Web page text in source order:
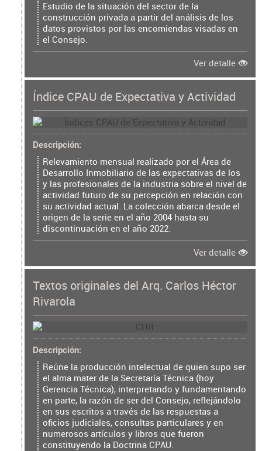
Estudio de la situación del sector de la
construcción privada a partir del análisis de los
datos provistos por las encomiendas visadas en
el Consejo.
Ver detalle
Índice CPAU de Expectativa y Actividad
Descripción
Relevamiento mensual realizado por el Área de
Desarrollo Inmobiliario de las expectativas de los
y las profesionales de la industria sobre el nivel de
actividad futuro de su percepción en relación con
su actividad actual. La colección abarca desde el
origen de la serie en el año 2004 hasta su
discontinuación en el año 2022.
Ver detalle
Textos originales del Arq. Carlos Héctor
Rivarola
Descripción
Reúne la producción intelectual de quien supo ser
el alma mater de la Secretaría Técnica (hoy
Gerencia Técnica), interpretando y fundamentando
en parte, la razón de ser del Consejo, reflejándolo
en sus escritos a través de las respuestas a
oficios judiciales, consultas particulares y en
numerosos artículos y libros que fueron
constituyendo la Doctrina CPAU.